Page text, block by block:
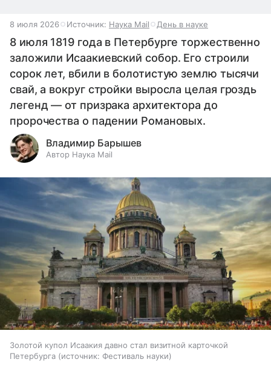
8 июля 2026 Источник: Наука Mail День в науке
8 июля 1819 года в Петербурге торжественно
заложили Исаакиевский собор. Его строили
сорок лет, вбили в болотистую землю тысячи
свай, а вокруг стройки выросла целая гроздь
легенд — от призрака архитектора до
пророчества о падении Романовых.
Владимир Барышев
Автор Наука Mail
Золотой купол Исаакия давно стал визитной карточкой
Петербурга
источник: Фестиваль науки